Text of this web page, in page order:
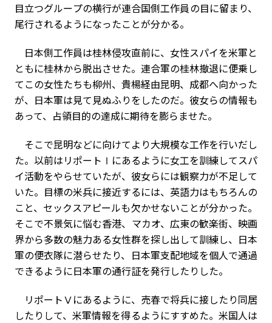
目立つグループの横行が連合国側工作員の目に留まり、
尾行されるようになったことが分かる。
日本側工作員は桂林侵攻直前に、女性スパイを米軍と
ともに桂林から脱出させた。連合軍の桂林撤退に便乗し
てこの女性たちも柳州、貴楊経由昆明、成都へ向かった
が、日本軍は見て見ぬふりをしたのだ。彼女らの情報も
あって、占領目的の達成に期待を膨らませた。
そこで昆明などに向けてより大規模な工作を行いだし
た。以前はリポートⅠにあるように女工を訓練してスパ
イ活動をやらせていたが、彼女らには観察力が不足して
いた。目標の米兵に接近するには、英語力はもちろんの
こと、セックスアピールも欠かせないことが分かった。
そこで不景気に悩む香港、マカオ、広東の歓楽街、映画
界から多数の魅力ある女性群を探し出して訓練し、日本
軍の便衣隊に潜らせたり、日本軍支配地域を個人で通過
できるように日本軍の通行証を発行したりした。
リポートⅤにあるように、売春で将兵に接したり同居
したりして、米軍情報を得るようにすすめた。米国人は